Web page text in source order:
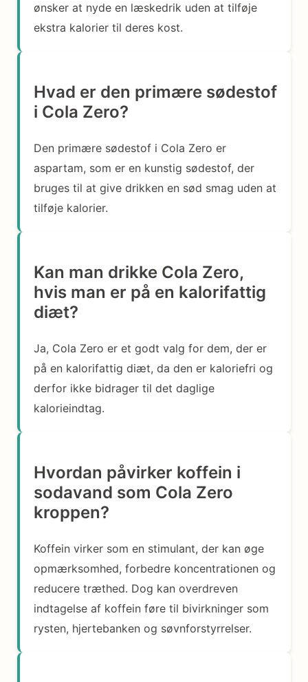
ønsker at nyde en læskedrik uden at tilføje
ekstra kalorier til deres kost.
Hvad er den primære sødestof
i Cola Zero?
Den primære sødestof i Cola Zero er
aspartam, som er en kunstig sødestof, der
bruges til at give drikken en sød smag uden at
tilføje kalorier.
Kan man drikke Cola Zero,
hvis man er på en kalorifattig
diæt?
Ja, Cola Zero er et godt valg for dem, der er
på en kalorifattig diæt, da den er kaloriefri og
derfor ikke bidrager til det daglige
kalorieindtag.
Hvordan påvirker koffein i
sodavand som Cola Zero
kroppen?
Koffein virker som en stimulant, der kan øge
opmærksomhed, forbedre koncentrationen og
reducere træthed. Dog kan overdreven
indtagelse af koffein føre til bivirkninger som
rysten, hjertebanken og søvnforstyrrelser.